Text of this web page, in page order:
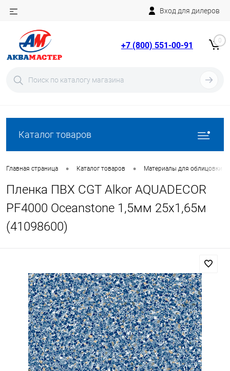
Вход для дилеров
+7 (800) 551-00-91 0
Каталог товаров
Главная страница • Каталог товаров • Материалы для облицовки
Пленка ПВХ CGT Alkor AQUADECOR
PF4000 Oceanstone 1,5мм 25х1,65м
(41098600)